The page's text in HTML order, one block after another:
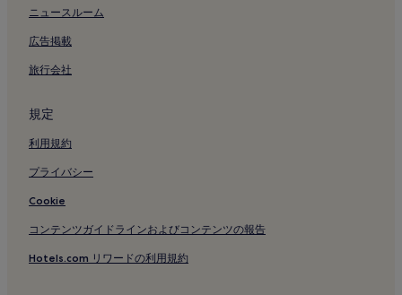
ニュースルーム
広告掲載
旅行会社
規定
利用規約
プライバシー
Cookie
コンテンツガイドラインおよびコンテンツの報告
Hotels.com リワードの利用規約